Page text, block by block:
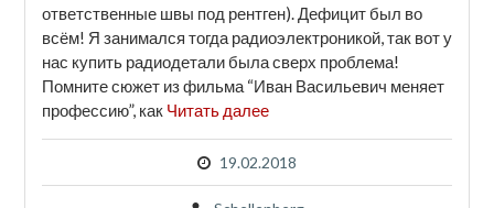
ответственные швы под рентген). Дефицит был во
всём! Я занимался тогда радиоэлектроникой, так вот у
нас купить радиодетали была сверх проблема!
Помните сюжет из фильма “Иван Васильевич меняет
профессию”, как Читать далее
19.02.2018